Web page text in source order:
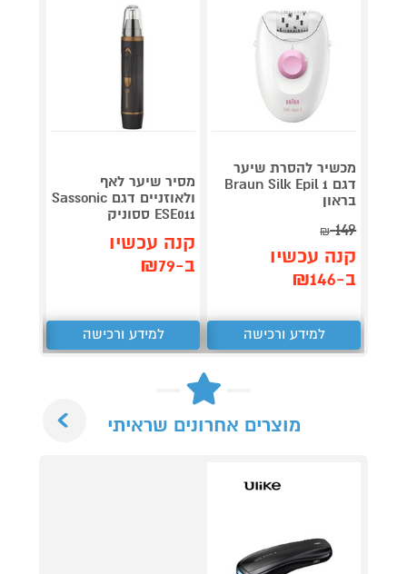
מכשיר להסרת שיער
דגם Braun Silk Epil 1
בראון
149
₪
קנה עכשיו
ב-₪146
למידע ורכישה
מסיר שיער לאף
ולאוזניים דגם Sassonic
ESE011 ססוניק
קנה עכשיו
ב-₪79
למידע ורכישה
מוצרים אחרונים שראיתי